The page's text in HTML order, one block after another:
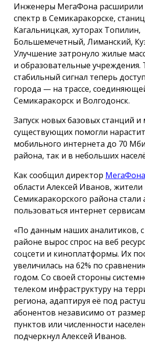
Инженеры МегаФона расширили
спектр в Семикаракорске,
Кагальницкая, хуторах Топилин,
Большемечетный, Лиманский,
Улучшение затронуло жилые
и образовательные учреждения.
стабильный сигнал теперь
города — на трассе,
Семикаракорск и Волгодонск.
Запуск новых базовых станций
существующих помогли
мобильного интернета до 70
района, так и в небольших
Как сообщил директор МегаФона
области Алексей Иванов, жители
Семикаракорского района стали
пользоваться интернет
«По данным наших аналитиков, с
районе вырос спрос на веб
соцсети и киноплатформы. Их
увеличилась на 62% по
годом. Со своей стороны
телеком инфраструктуру на
региона, адаптируя её под
абонентов независимо от
пунктов или численности
подчеркнул Алексей Иванов.